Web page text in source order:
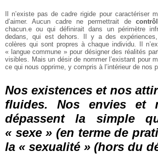
Il n’existe pas de cadre rigide pour caractériser
d’aimer. Aucun cadre ne permettrait de
chacun.e ou qui définirait dans un périmètre
dedans,
qui est dehors. Il y a des
colères qui sont propres à chaque individu. Il
« langue commune » pour désigner des réalités
visibles. Mais un désirde nommer l’existant pour
ce qui nous opprime, y compris à l’intérieur de nos
Nos existences et nos
fluides. Nos envies et
dépassent la simple
« sexe » (en terme de
la « sexualité » (hors du